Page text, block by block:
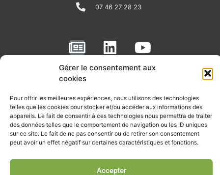
Gérer le consentement aux
cookies
Pour offrir les meilleures expériences, nous utilisons des technologies
telles que les cookies pour stocker et/ou accéder aux informations des
appareils. Le fait de consentir à ces technologies nous permettra de traiter
des données telles que le comportement de navigation ou les ID uniques
sur ce site. Le fait de ne pas consentir ou de retirer son consentement
peut avoir un effet négatif sur certaines caractéristiques et fonctions.
Accepter
07 46 27 28 23
N
e
w
s
p
a
p
e
r
L
i
n
e
d
i
n
Y
o
u
u
b
e
RECEVOIR L'ACTU DE LA FILIÈRE
Retrouvez tous les mois les articles terrain de nos adhérents, les
rendez-vous importants de la filière, nos offres de stages et
d’emplois…
Je m'abonne à la lettre d'info